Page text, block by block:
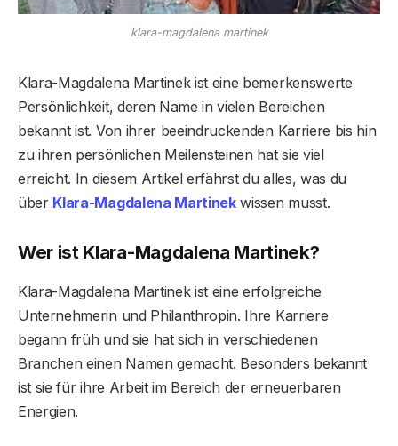
klara-magdalena martinek
Klara-Magdalena Martinek ist eine bemerkenswerte
Persönlichkeit, deren Name in vielen Bereichen
bekannt ist. Von ihrer beeindruckenden Karriere bis hin
zu ihren persönlichen Meilensteinen hat sie viel
erreicht. In diesem Artikel erfährst du alles, was du
über Klara-Magdalena Martinekwissen musst.
Wer ist Klara-Magdalena Martinek?
Klara-Magdalena Martinek ist eine erfolgreiche
Unternehmerin und Philanthropin. Ihre Karriere
begann früh und sie hat sich in verschiedenen
Branchen einen Namen gemacht. Besonders bekannt
ist sie für ihre Arbeit im Bereich der erneuerbaren
Energien.